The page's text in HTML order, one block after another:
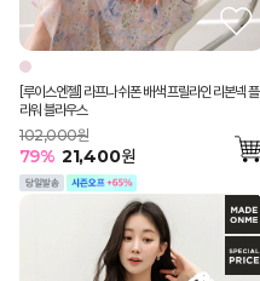
[루이스엔젤] 라프나 쉬폰 배색 프릴라인 리본넥 플
라워 블라우스
102,000원
79% 21,400원